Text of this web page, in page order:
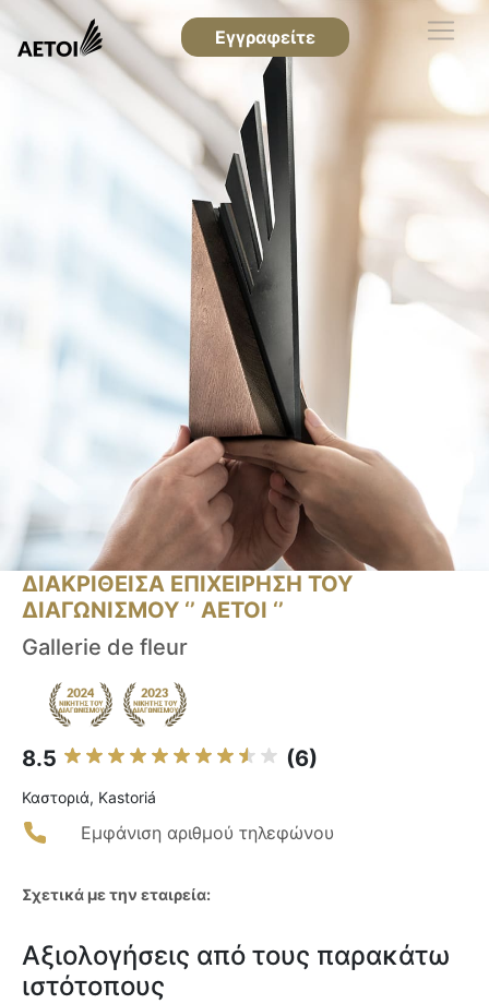
Εγγραφείτε
ΔΙΑΚΡΙΘΕΙΣΑ ΕΠΙΧΕΙΡΗΣΗ ΤΟΥ
ΔΙΑΓΩΝΙΣΜΟΥ ‘’ ΑΕΤΟΙ ‘’
Gallerie de fleur
8.5 (6)
Καστοριά, Kastoriá
Εμφάνιση αριθμού τηλεφώνου
Σχετικά με την εταιρεία:
Αξιολογήσεις από τους παρακάτω
ιστότοπους